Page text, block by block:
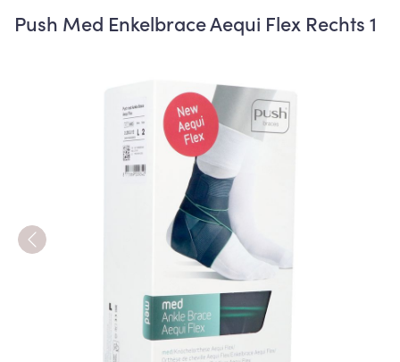
Push Med Enkelbrace Aequi Flex Rechts 1